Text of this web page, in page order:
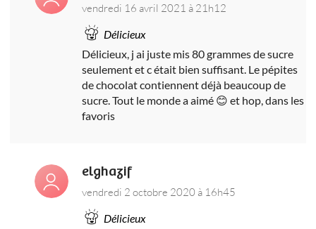
vendredi 16 avril 2021 à 21h12
Délicieux
Délicieux, j ai juste mis 80 grammes de sucre
seulement et c était bien suffisant. Le pépites
de chocolat contiennent déjà beaucoup de
sucre. Tout le monde a aimé 😊 et hop, dans les
favoris
elghazif
vendredi 2 octobre 2020 à 16h45
Délicieux